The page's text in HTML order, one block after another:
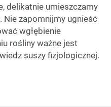
delikatnie umieszczamy
Nie zapomnijmy ugnieść
wgłębienie
rośliny ważne jest
suszy fizjologicznej.